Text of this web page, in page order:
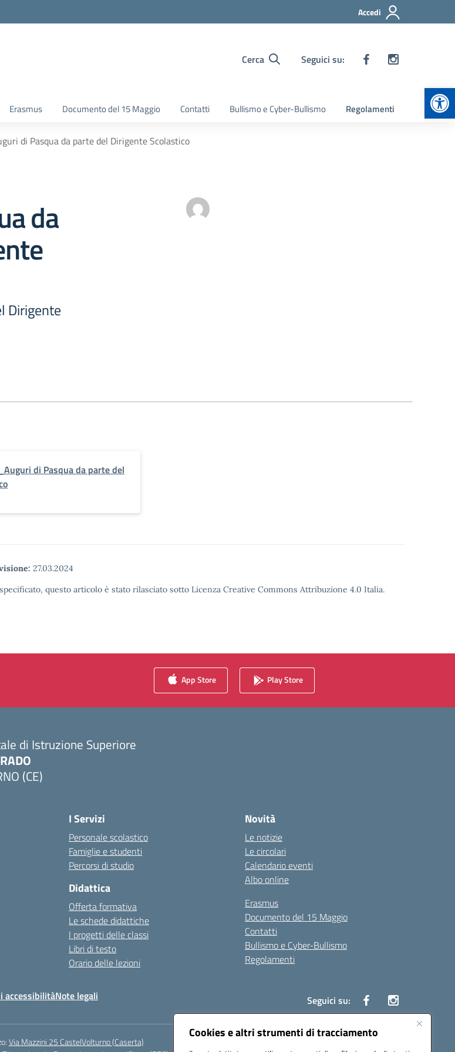
Cookies e altri strumenti di tracciamento
Accedi
Cerca Seguici su:
Erasmus Documento del 15 Maggio Contatti Bullismo e Cyber-Bullismo Regolamenti
di Pasqua da parte del Dirigente Scolastico
da
Dirigente
di Pasqua da parte del
27.03.2024
questo articolo è stato rilasciato sotto Licenza Creative Commons Attribuzione 4.0 Italia.
App Store Play Store
di Istruzione Superiore
(CE)
I Servizi
Personale scolastico
Famiglie e studenti
Percorsi di studio
Didattica
Offerta formativa
Le schede didattiche
I progetti delle classi
Libri di testo
Orario delle lezioni
Novità
Le notizie
Le circolari
Calendario eventi
Albo online
Erasmus
Documento del 15 Maggio
Contatti
Bullismo e Cyber-Bullismo
Regolamenti
accessibilitàNote legali Seguici su:
Via Mazzini 25 CastelVolturno (Caserta)